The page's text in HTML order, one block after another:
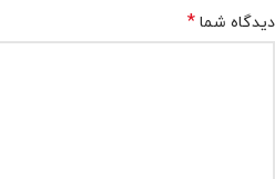
دیدگاه شما *